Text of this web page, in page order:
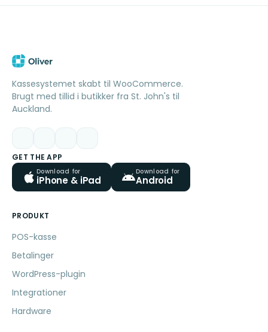
Kassesystemet skabt til WooCommerce.
Brugt med tillid i butikker fra St. John's til
Auckland.
GET THE APP
Download for
iPhone & iPad
Download for
Android
PRODUKT
POS-kasse
Betalinger
WordPress-plugin
Integrationer
Hardware